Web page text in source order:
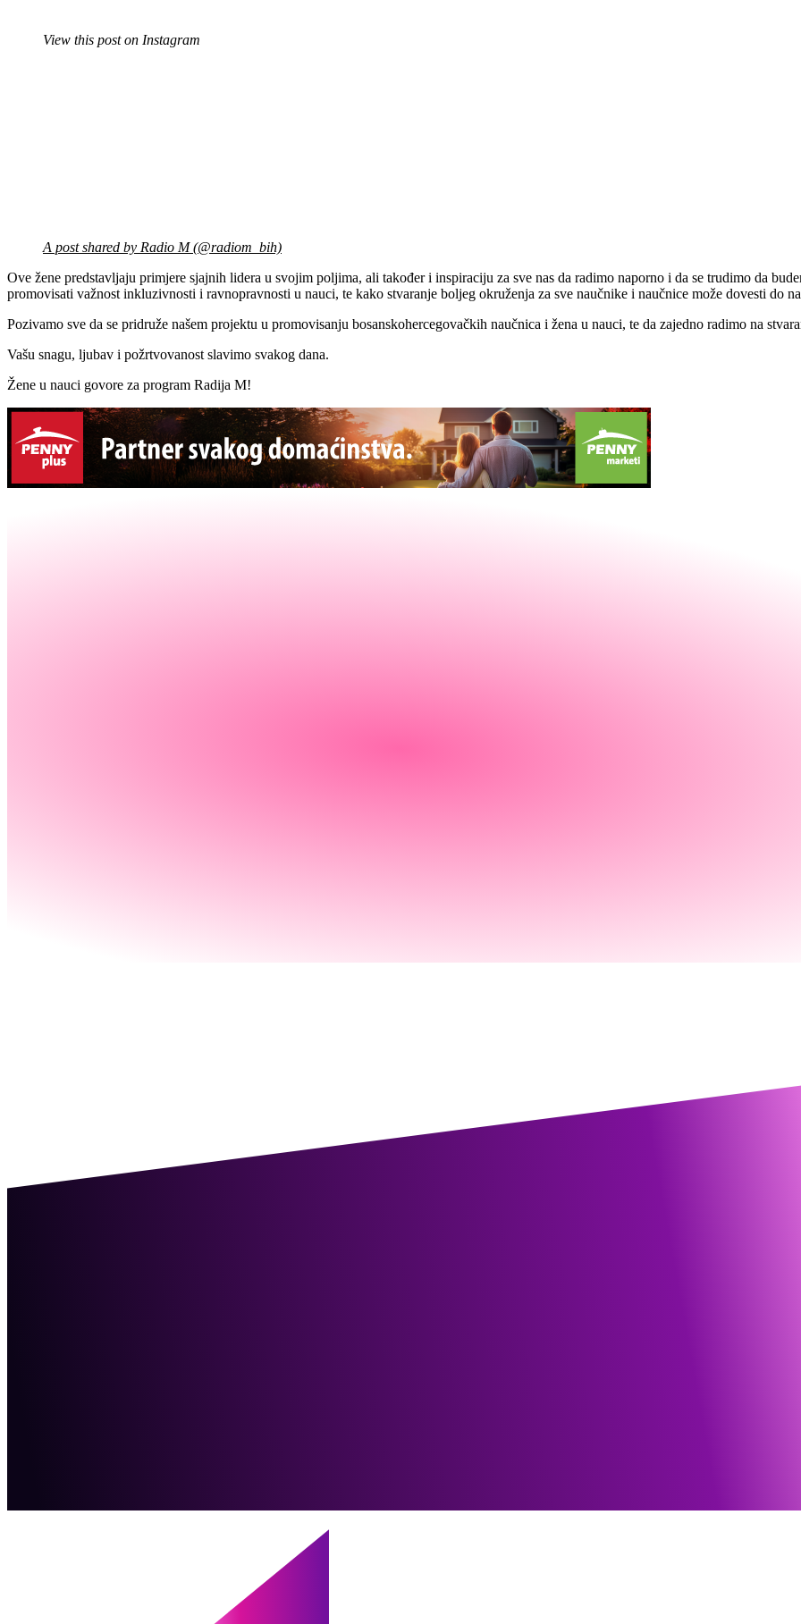
View this post on Instagram
A post shared by Radio M (@radiom_bih)
Ove žene predstavljaju primjere sjajnih lidera u svojim poljima, ali također i inspiraciju za sve nas da radimo naporno i da se trudimo da
promovisati važnost inkluzivnosti i ravnopravnosti u nauci, te kako stvaranje boljeg okruženja za sve naučnike i naučnice može dovesti do
Pozivamo sve da se pridruže našem projektu u promovisanju bosanskohercegovačkih naučnica i žena u nauci, te da zajedno radimo na
Vašu snagu, ljubav i požrtvovanost slavimo svakog dana.
Žene u nauci govore za program Radija M!